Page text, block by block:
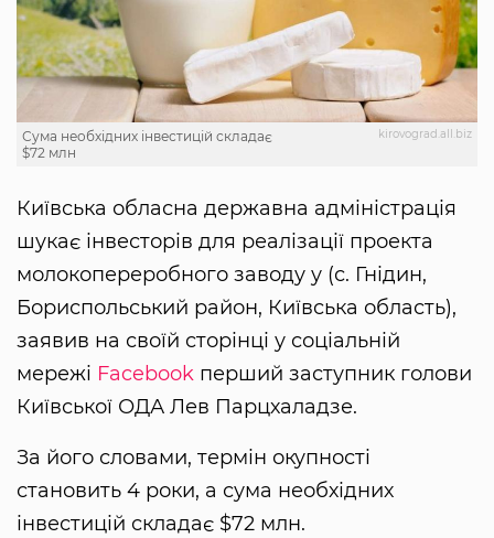
kirovograd.all.biz
Сума необхідних інвестицій складає
$72 млн
Київська обласна державна адміністрація
шукає інвесторів для реалізації проекта
молокопереробного заводу у (с. Гнідин,
Бориспольський район, Київська область),
заявив на своїй сторінці у соціальній
мережі Facebook перший заступник голови
Київської ОДА Лев Парцхаладзе.
За його словами, термін окупності
становить 4 роки, а сума необхідних
інвестицій складає $72 млн.